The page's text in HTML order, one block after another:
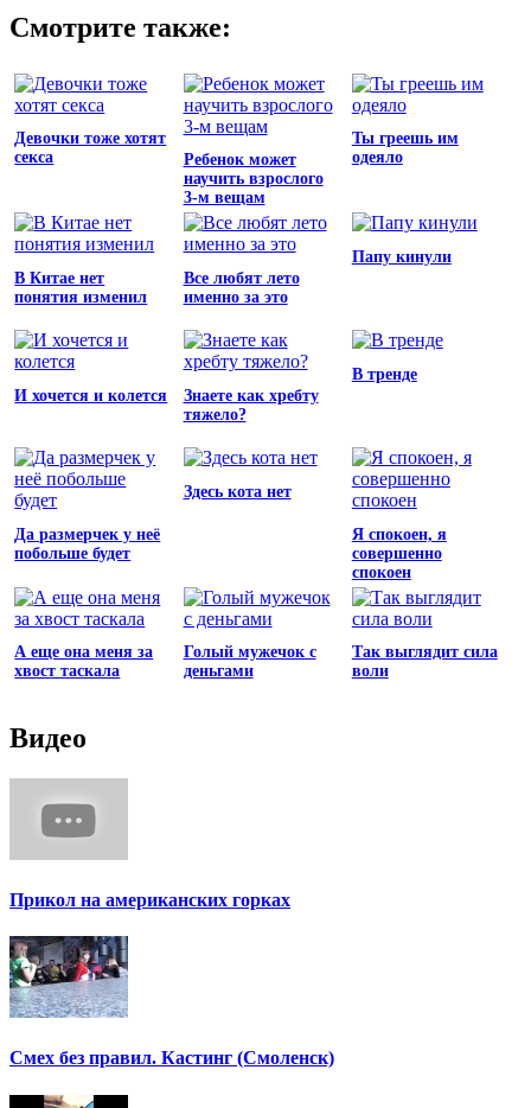
Смотрите также:
Девочки тоже хотят
секса
Ребенок может
научить взрослого
3-м вещам
Ты греешь им
одеяло
В Китае нет
понятия изменил
Все любят лето
именно за это
Папу кинули
И хочется и колется
Знаете как хребту
тяжело?
В тренде
Да размерчек у неё
побольше будет
Здесь кота нет
Я спокоен, я
совершенно
спокоен
А еще она меня за
хвост таскала
Голый мужечок с
деньгами
Так выглядит сила
воли
Видео
Прикол на американских горках
Смех без правил. Кастинг (Смоленск)